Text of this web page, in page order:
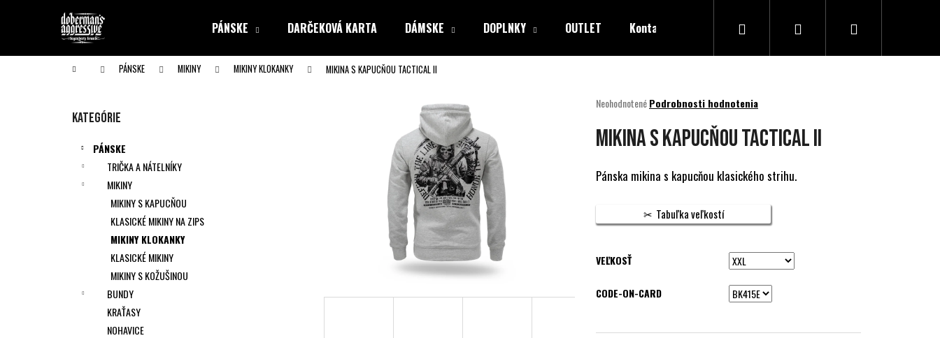
PÁNSKE DARČEKOVÁ KARTA DÁMSKE DOPLNKY OUTLET Kontakty Hľadať PrihlásenieNákupný
Domov PÁNSKE MIKINY MIKINY KLOKANKY MIKINA S KAPUCŇOU TACTICAL II
Preskočiť
Kategórie
PÁNSKE
TRIČKA A NÁTELNÍKY
MIKINY
MIKINY S KAPUCŇOU
KLASICKÉ MIKINY NA ZIPS
MIKINY KLOKANKY
KLASICKÉ MIKINY
MIKINY S KOŽUŠINOU
BUNDY
KRAŤASY
NOHAVICE
Priemerné
produktu
je
z
5
NeohodnotenéPodrobnosti hodnotenia
MIKINA S KAPUCŇOU TACTICAL II
Pánska mikina s kapucňou klasického strihu.
Tabuľka veľkostí
VEĽKOSŤ
CODE-ON-CARD
í
Späť
do obchodu
Späť
do obchodu
Čo potrebujete nájsť?
HĽADAŤ
Odporúčame